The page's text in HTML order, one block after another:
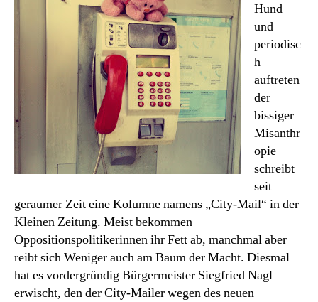
Hund
und
periodisc
h
auftreten
der
bissiger
Misanthr
opie
schreibt
seit
geraumer Zeit eine Kolumne namens „City-Mail“ in der
Kleinen Zeitung. Meist bekommen
Oppositionspolitikerinnen ihr Fett ab, manchmal aber
reibt sich Weniger auch am Baum der Macht. Diesmal
hat es vordergründig Bürgermeister Siegfried Nagl
erwischt, den der City-Mailer wegen des neuen